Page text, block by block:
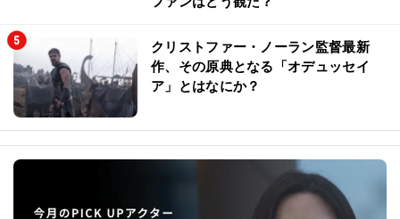
クリストファー・ノーラン監督最新
作、その原典となる「オデュッセイ
ア」とはなにか？